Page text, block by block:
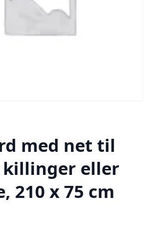
med net til
killinger eller
210 x 75 cm